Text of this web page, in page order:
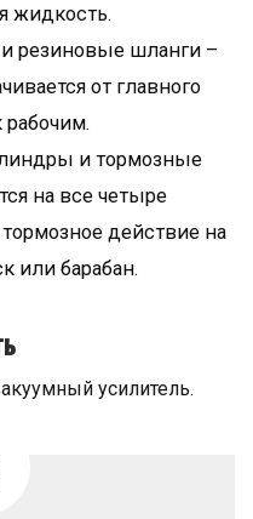
жидкость.
резиновые шланги –
от главного
и тормозные
на все четыре
действие на
или барабан.
усилитель.